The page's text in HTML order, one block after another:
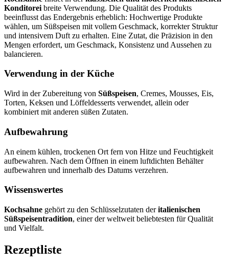
Konditorei breite Verwendung. Die Qualität des Produkts
beeinflusst das Endergebnis erheblich: Hochwertige Produkte
wählen, um Süßspeisen mit vollem Geschmack, korrekter Struktur
und intensivem Duft zu erhalten. Eine Zutat, die Präzision in den
Mengen erfordert, um Geschmack, Konsistenz und Aussehen zu
balancieren.
Verwendung in der Küche
Wird in der Zubereitung von Süßspeisen, Cremes, Mousses, Eis,
Torten, Keksen und Löffeldesserts verwendet, allein oder
kombiniert mit anderen süßen Zutaten.
Aufbewahrung
An einem kühlen, trockenen Ort fern von Hitze und Feuchtigkeit
aufbewahren. Nach dem Öffnen in einem luftdichten Behälter
aufbewahren und innerhalb des Datums verzehren.
Wissenswertes
Kochsahne gehört zu den Schlüsselzutaten deritalienischen
Süßspeisentradition, einer der weltweit beliebtesten für Qualität
und Vielfalt.
Rezeptliste